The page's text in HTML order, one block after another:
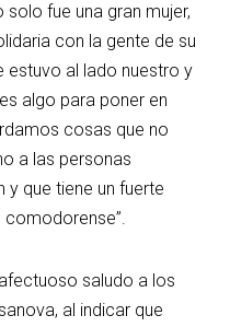
solo fue una gran mujer,
con la gente de su
estuvo al lado nuestro y
algo para poner en
cosas que no
a las personas
y que tiene un fuerte
saludo a los
al indicar que